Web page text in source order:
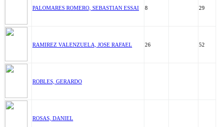
PALOMARES ROMERO, SEBASTIAN ESSAI 8 29
RAMIREZ VALENZUELA, JOSE RAFAEL 26 52
ROBLES, GERARDO
ROSAS, DANIEL